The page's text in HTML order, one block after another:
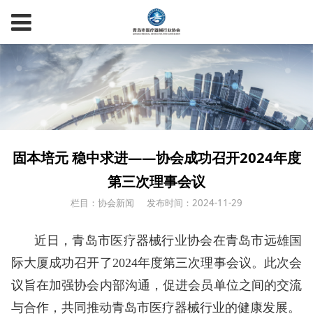
固本培元 稳中求进——协会成功召开2024年度
第三次理事会议
栏目：协会新闻 发布时间：2024-11-29
近日，青岛市医疗器械行业协会在青岛市远雄国
际大厦成功召开了2024年度第三次理事会议。此次会
议旨在加强协会内部沟通，促进会员单位之间的交流
与合作，共同推动青岛市医疗器械行业的健康发展。